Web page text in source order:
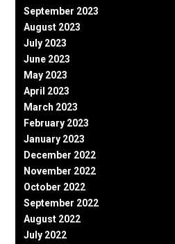
September 2023
August 2023
July 2023
June 2023
May 2023
April 2023
March 2023
February 2023
January 2023
December 2022
November 2022
October 2022
September 2022
August 2022
July 2022